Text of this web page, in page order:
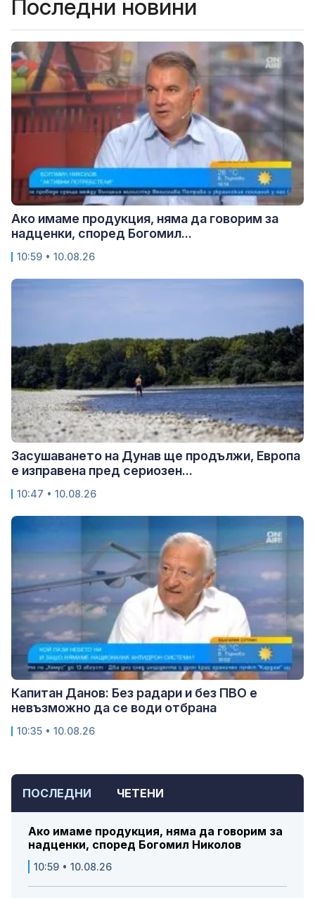
ПОСЛЕДНИ ЧЕТЕНИ
Ако имаме продукция, няма да говорим за
надценки, според Богомил Николов
10:59 • 10.08.26
Последни новини
Ако имаме продукция, няма да говорим за
надценки, според Богомил...
10:59 • 10.08.26
Засушаването на Дунав ще продължи, Европа
е изправена пред сериозен...
10:47 • 10.08.26
Капитан Данов: Без радари и без ПВО е
невъзможно да се води отбрана
10:35 • 10.08.26